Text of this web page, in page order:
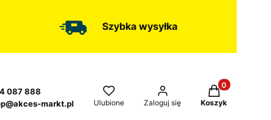
Szybka wysyłka
087 888
markt.pl
Ulubione Zaloguj się
Produkty w
Koszyk